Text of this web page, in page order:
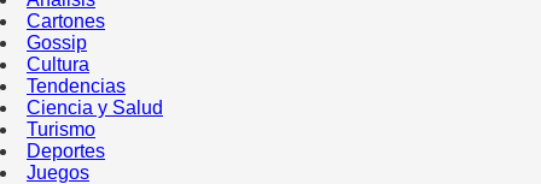
Cartones
Gossip
Cultura
Tendencias
Ciencia y Salud
Turismo
Deportes
Juegos